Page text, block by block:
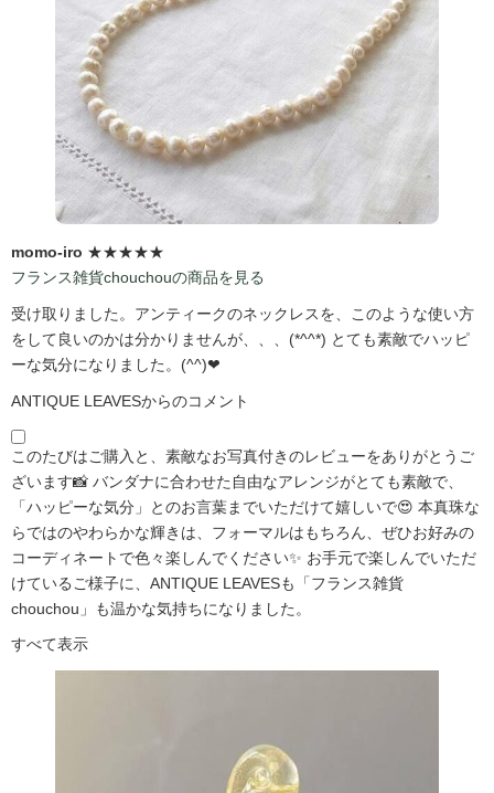
momo-iro ★★★★★
フランス雑貨chouchouの商品を見る
受け取りました。アンティークのネックレスを、このような使い方
をして良いのかは分かりませんが、、、(*^^*) とても素敵でハッピ
ーな気分になりました。(^^)❤
ANTIQUE LEAVESからのコメント
このたびはご購入と、素敵なお写真付きのレビューをありがとうご
ざいます📸 バンダナに合わせた自由なアレンジがとても素敵で、
「ハッピーな気分」とのお言葉までいただけて嬉しいで😍 本真珠な
らではのやわらかな輝きは、フォーマルはもちろん、ぜひお好みの
コーディネートで色々楽しんでください✨ お手元で楽しんでいただ
けているご様子に、ANTIQUE LEAVESも「フランス雑貨
chouchou」も温かな気持ちになりました。
すべて表示